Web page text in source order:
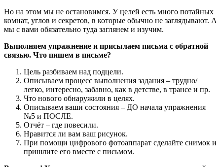
Но на этом мы не остановимся. У целей есть много потайных
комнат, углов и секретов, в которые обычно не заглядывают. А
мы с вами обязательно туда заглянем и изучим.
Выполняем упражнение и присылаем письма с обратной
связью. Что пишем в письме?
Цель разбиваем над подцели.
Описываем процесс выполнения задания – трудно/
легко, интересно, забавно, как в детстве, в трансе и пр.
Что нового обнаружили в целях.
Описываем ваши состояния – ДО начала упражнения
№5 и ПОСЛЕ.
Отчёт – где повесили.
Нравится ли вам ваш рисунок.
При помощи цифрового фотоаппарат сделайте снимок и
пришлите его вместе с письмом.